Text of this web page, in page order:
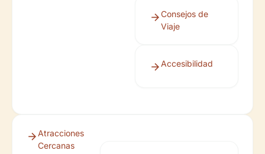
Consejos de
Viaje
Accesibilidad
Atracciones
Cercanas